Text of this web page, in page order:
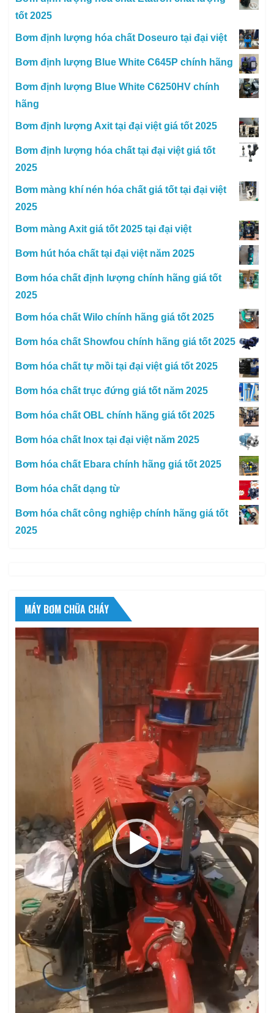
tốt 2025
Bơm định lượng hóa chất Doseuro tại đại việt
Bơm định lượng Blue White C645P chính hãng
Bơm định lượng Blue White C6250HV chính
hãng
Bơm định lượng Axit tại đại việt giá tốt 2025
Bơm định lượng hóa chất tại đại việt giá tốt
2025
Bơm màng khí nén hóa chất giá tốt tại đại việt
2025
Bơm màng Axit giá tốt 2025 tại đại việt
Bơm hút hóa chất tại đại việt năm 2025
Bơm hóa chất định lượng chính hãng giá tốt
2025
Bơm hóa chất Wilo chính hãng giá tốt 2025
Bơm hóa chất Showfou chính hãng giá tốt 2025
Bơm hóa chất tự mồi tại đại việt giá tốt 2025
Bơm hóa chất trục đứng giá tốt năm 2025
Bơm hóa chất OBL chính hãng giá tốt 2025
Bơm hóa chất Inox tại đại việt năm 2025
Bơm hóa chất Ebara chính hãng giá tốt 2025
Bơm hóa chất dạng từ
Bơm hóa chất công nghiệp chính hãng giá tốt
2025
MÁY BƠM CHỮA CHÁY
Trình
chơi